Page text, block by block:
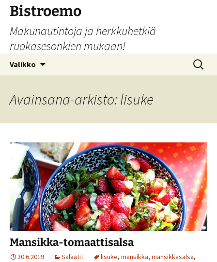
Siirry
sisältöön
Bistroemo
Makunautintoja ja herkkuhetkiä
ruokasesonkien mukaan!
Valikko Haku:
Avainsana-arkisto: lisuke
Mansikka-tomaattisalsa
30.6.2019 Salaatit lisuke, mansikka, mansikkasalsa,